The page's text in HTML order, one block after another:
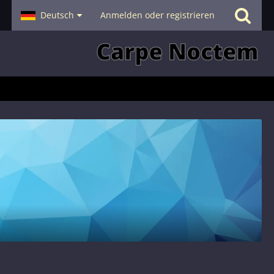
Hilfe
Deutsch Anmelden oder registrieren